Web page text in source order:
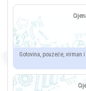
Gotovina, pouzeće, virman